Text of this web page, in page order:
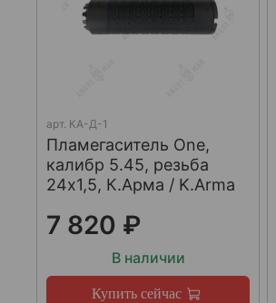
арт. КА-Д-1
Пламегаситель One,
калибр 5.45, резьба
24х1,5, К.Арма / K.Arma
7 820 ₽
В наличии
Купить сейчас